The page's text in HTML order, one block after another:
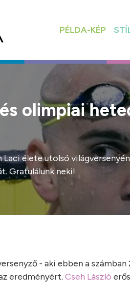
PÉLDA-KÉP
olimpiai
élete utolsó
Gratulálunk neki!
- aki ebben a
eredményért. Cseh László